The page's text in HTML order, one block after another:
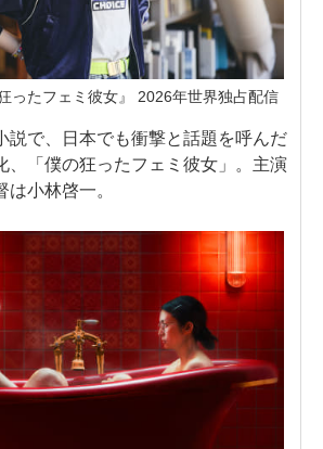
ったフェミ彼女』 2026年世界独占配信
説で、日本でも衝撃と話題を呼んだ
、「僕の狂ったフェミ彼女」。主演
小林啓一。